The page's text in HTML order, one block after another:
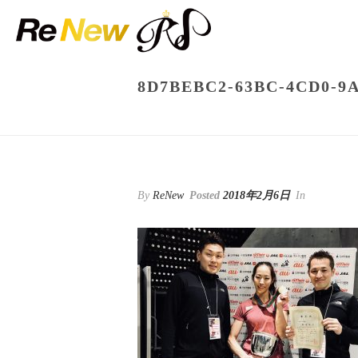
8D7BEBC2-63BC-4CD0-
By ReNew Posted 2018年2月6日 In